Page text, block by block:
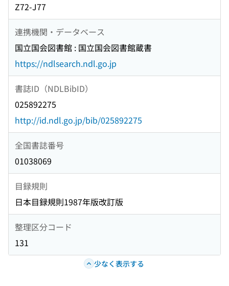
Z72-J77
連携機関・データベース
国立国会図書館 : 国立国会図書館蔵書
https://ndlsearch.ndl.go.jp
書誌ID（NDLBibID）
025892275
http://id.ndl.go.jp/bib/025892275
全国書誌番号
01038069
目録規則
日本目録規則1987年版改訂版
整理区分コード
131
少なく表示する